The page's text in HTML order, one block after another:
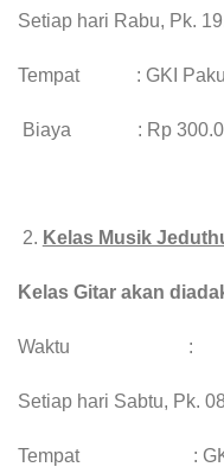
Setiap hari Rabu, Pk.
Tempat : GKI
Biaya : Rp
Kelas Musik
Kelas Gitar akan
Waktu :
Setiap hari Sabtu, Pk.
Tempat : GKI